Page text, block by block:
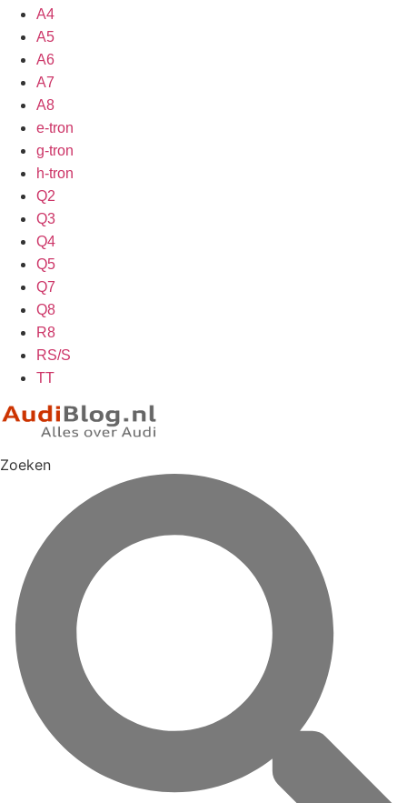
A4
A5
A6
A7
A8
e-tron
g-tron
h-tron
Q2
Q3
Q4
Q5
Q7
Q8
R8
RS/S
TT
Zoeken